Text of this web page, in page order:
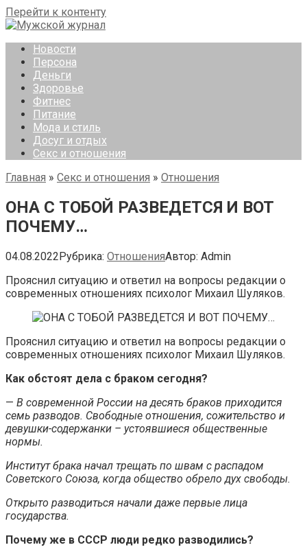
Перейти к контенту
Новости
Персона
Деньги
Здоровье
Фитнес
Питание
Мода и стиль
Досуг и отдых
Секс и отношения
Главная » Секс и отношения » Отношения
ОНА С ТОБОЙ РАЗВЕДЕТСЯ И ВОТ
ПОЧЕМУ…
04.08.2022Рубрика: ОтношенияАвтор: Admin
Прояснил ситуацию и ответил на вопросы редакции о
современных отношениях психолог Михаил Шуляков.
Прояснил ситуацию и ответил на вопросы редакции о
современных отношениях психолог Михаил Шуляков.
Как обстоят дела с браком сегодня?
— В современной России на десять браков приходится
семь разводов. Свободные отношения, сожительство и
девушки-содержанки – устоявшиеся общественные
нормы.
Институт брака начал трещать по швам с распадом
Советского Союза, когда общество обрело дух свободы.
Открыто разводиться начали даже первые лица
государства.
Почему же в СССР люди редко разводились?